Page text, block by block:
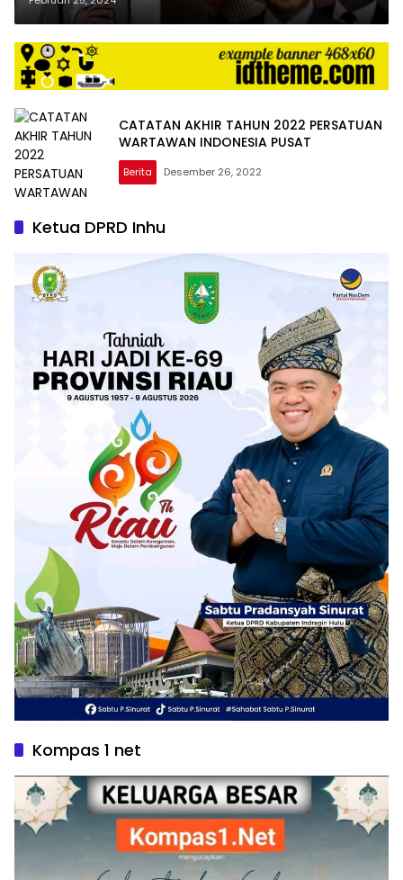
CATATAN AKHIR TAHUN 2022 PERSATUAN
WARTAWAN INDONESIA PUSAT
Berita Desember 26, 2022
Ketua DPRD Inhu
Kompas 1 net